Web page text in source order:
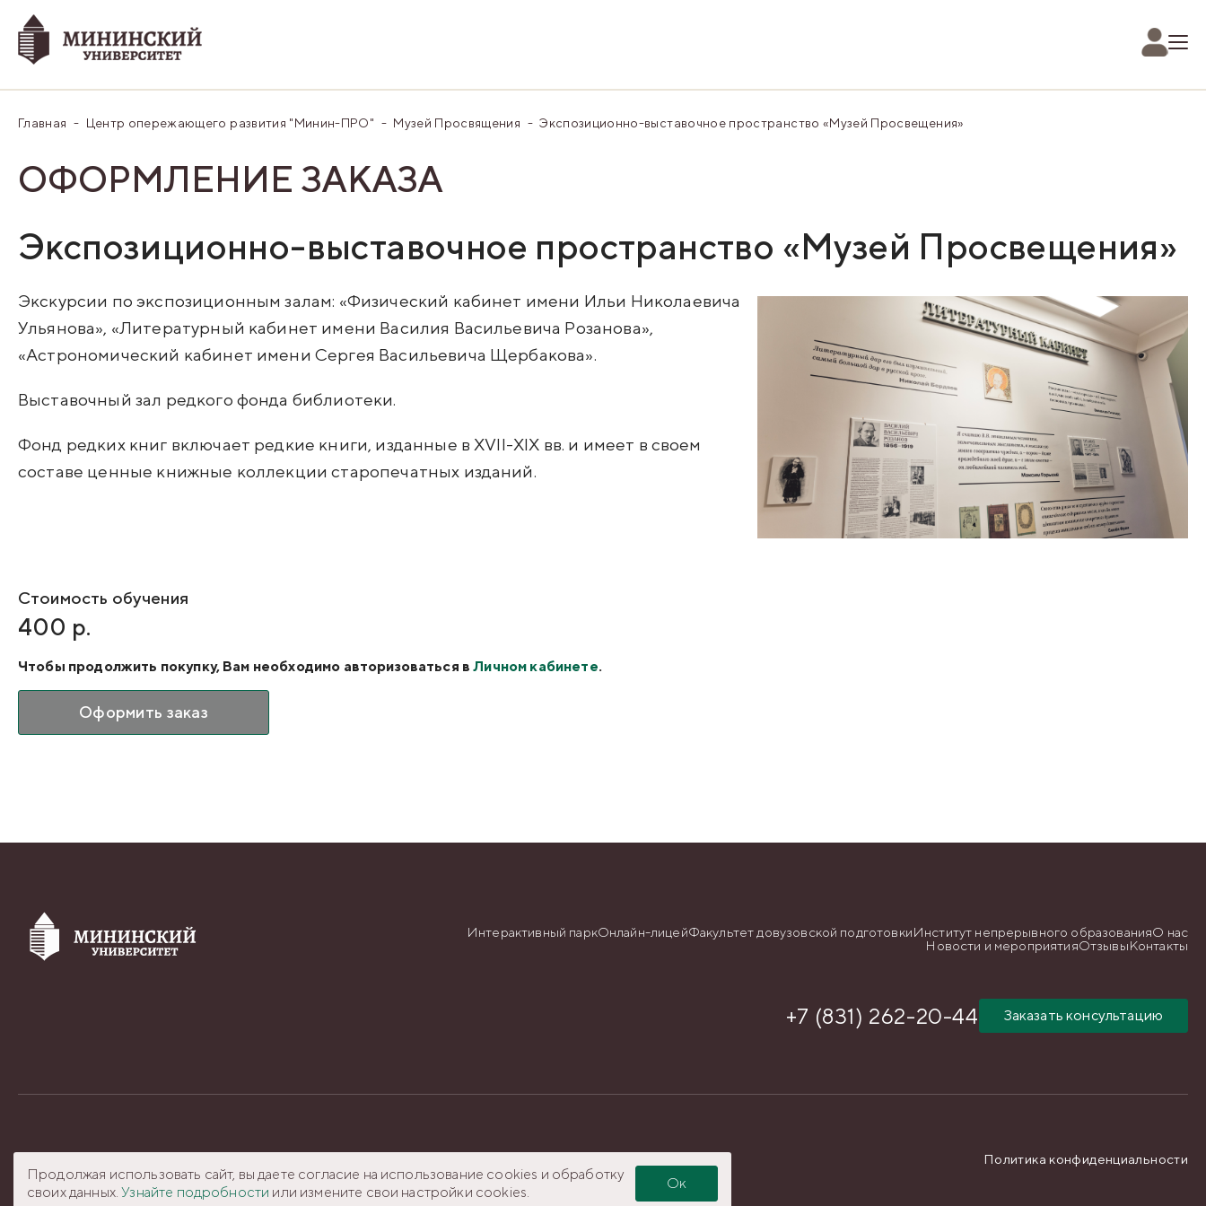
Главная Центр опережающего развития "Минин-ПРО" Музей Просвящения Экспозиционно-выставочное пространство «Музей Просвещения»
ОФОРМЛЕНИЕ ЗАКАЗА
Экспозиционно-выставочное пространство «Музей Просвещения»
Экскурсии по экспозиционным залам: «Физический кабинет имени Ильи Николаевича
Ульянова», «Литературный кабинет имени Василия Васильевича Розанова»,
«Астрономический кабинет имени Сергея Васильевича Щербакова».
Выставочный зал редкого фонда библиотеки.
Фонд редких книг включает редкие книги, изданные в XVII-XIX вв. и имеет в своем
составе ценные книжные коллекции старопечатных изданий.
Стоимость обучения
400 р.
Чтобы продолжить покупку, Вам необходимо авторизоваться вЛичном кабинете.
Оформить заказ
Интерактивный паркОнлайн-лицейФакультет довузовской подготовкиИнститут непрерывного образованияО нас
Новости и мероприятияОтзывыКонтакты
+7 (831) 262-20-44 Заказать консультацию
Политика конфиденциальности
Продолжая использовать сайт, вы даете согласие на использование cookies и обработку
своих данных.Узнайте подробности или измените свои настройки cookies.
Ок